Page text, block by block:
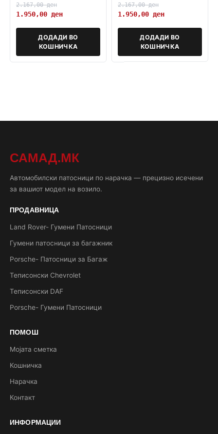
2.167,00ден
1.950,00 ден
ДОДАДИ ВО
КОШНИЧКА
2.167,00ден
1.950,00 ден
ДОДАДИ ВО
КОШНИЧКА
САМАД.МК
Автомобилски патосници по нарачка — прецизно исечени
за вашиот модел на возило.
ПРОДАВНИЦА
Land Rover- Гумени Патосници
Гумени патосници за багажник
Porsche- Патосници за Багаж
Теписонски Chevrolet
Теписонски DAF
Porsche- Гумени Патосници
ПОМОШ
Мојата сметка
Кошничка
Нарачка
Контакт
ИНФОРМАЦИИ